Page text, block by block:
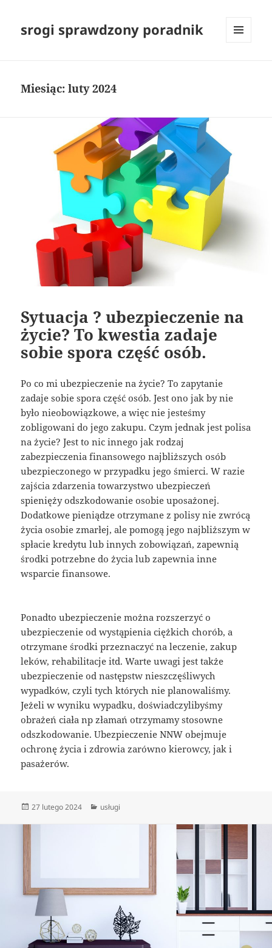
srogi sprawdzony poradnik
Miesiąc:luty 2024
Sytuacja ? ubezpieczenie na
życie? To kwestia zadaje
sobie spora część osób.
Po co mi ubezpieczenie na życie? To zapytanie
zadaje sobie spora część osób. Jest ono jak by nie
było nieobowiązkowe, a więc nie jesteśmy
zobligowani do jego zakupu. Czym jednak jest polisa
na życie? Jest to nic innego jak rodzaj
zabezpieczenia finansowego najbliższych osób
ubezpieczonego w przypadku jego śmierci. W razie
zajścia zdarzenia towarzystwo ubezpieczeń
spienięży odszkodowanie osobie uposażonej.
Dodatkowe pieniądze otrzymane z polisy nie zwrócą
życia osobie zmarłej, ale pomogą jego najbliższym w
spłacie kredytu lub innych zobowiązań, zapewnią
środki potrzebne do życia lub zapewnia inne
wsparcie finansowe.
Ponadto ubezpieczenie można rozszerzyć o
ubezpieczenie od wystąpienia ciężkich chorób, a
otrzymane środki przeznaczyć na leczenie, zakup
leków, rehabilitacje itd. Warte uwagi jest także
ubezpieczenie od następstw nieszczęśliwych
wypadków, czyli tych których nie planowaliśmy.
Jeżeli w wyniku wypadku, doświadczylibyśmy
obrażeń ciała np złamań otrzymamy stosowne
odszkodowanie. Ubezpieczenie NNW obejmuje
ochronę życia i zdrowia zarówno kierowcy, jak i
pasażerów.
Data
27 lutego 2024 Kategorie
usługi